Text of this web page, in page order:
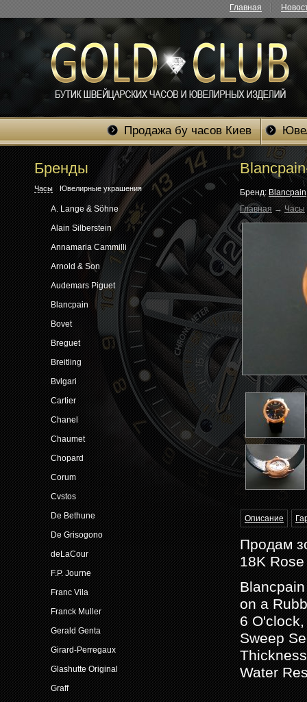
Главная
Продажа бу часов Киев
Бренды
Часы Ювелирные украшения
A. Lange & Söhne
Alain Silberstein
Annamaria Cammilli
Arnold & Son
Audemars Piguet
Blancpain
Bovet
Breguet
Breitling
Bvlgari
Cartier
Chanel
Chaumet
Chopard
Corum
Cvstos
De Bethune
De Grisogono
deLaCour
F.P. Journe
Franc Vila
Franck Muller
Gerald Genta
Girard-Perregaux
Glashutte Original
Graff
Бренд: Blancpain
Главная→Часы
Описание
Продам
18K
on a
6
Sweep
Water